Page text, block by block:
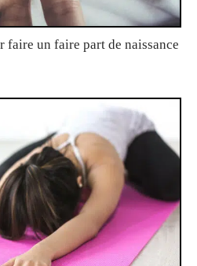
faire un faire part de naissance